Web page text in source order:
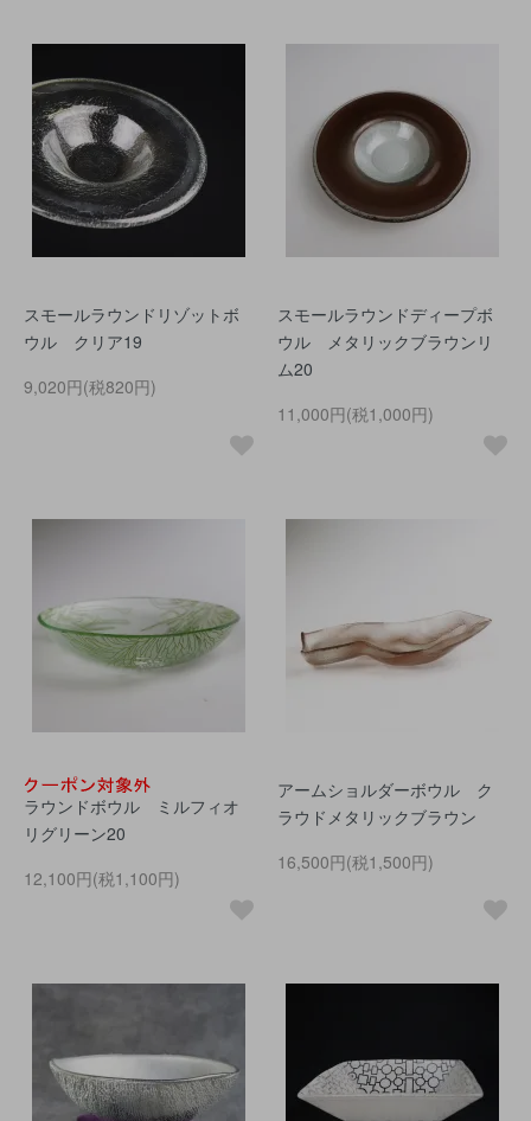
スモールラウンドリゾットボ
ウル クリア19
9,020円(税820円)
スモールラウンドディープボ
ウル メタリックブラウンリ
ム20
11,000円(税1,000円)
ラウンドボウル ミルフィオ
リグリーン20
12,100円(税1,100円)
アームショルダーボウル ク
ラウドメタリックブラウン
16,500円(税1,500円)